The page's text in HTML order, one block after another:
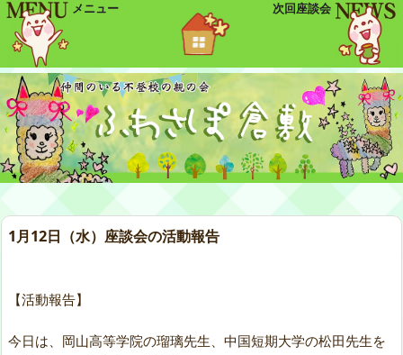
1月12日（水）座談会の活動報告
【活動報告】
今日は、岡山高等学院の瑠璃先生、中国短期大学の松田先生を
メニュー 次回座談会